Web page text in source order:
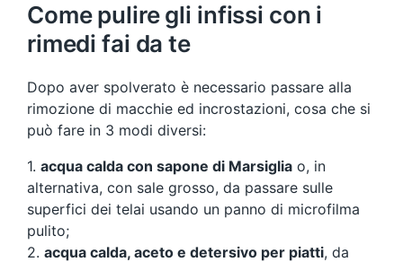
Come pulire gli infissi con i
rimedi fai da te
Dopo aver spolverato è necessario passare alla
rimozione di macchie ed incrostazioni, cosa che si
può fare in 3 modi diversi:
1. acqua calda con sapone di Marsiglia o, in
alternativa, con sale grosso, da passare sulle
superfici dei telai usando un panno di microfilma
pulito;
2. acqua calda, aceto e detersivo per piatti, da